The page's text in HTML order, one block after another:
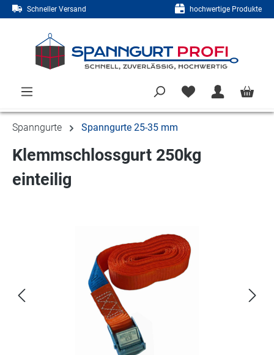
Zum Hauptinhalt springen
Schneller Versand hochwertige Produkte
Spanngurte Spanngurte 25-35 mm
Klemmschlossgurt 250kg
einteilig